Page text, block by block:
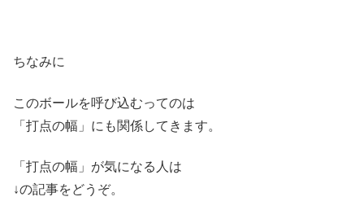
ちなみに
このボールを呼び込むってのは
「打点の幅」にも関係してきます。
「打点の幅」が気になる人は
↓の記事をどうぞ。